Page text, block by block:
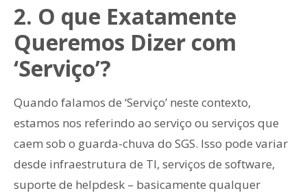
2. O que Exatamente
Queremos Dizer com
‘Serviço’?
Quando falamos de ‘Serviço’ neste contexto,
estamos nos referindo ao serviço ou serviços que
caem sob o guarda-chuva do SGS. Isso pode variar
desde infraestrutura de TI, serviços de software,
suporte de helpdesk – basicamente qualquer